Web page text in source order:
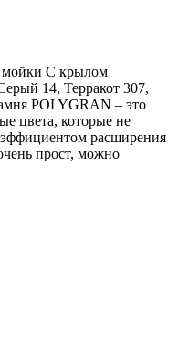
мойки С крылом
14, Терракот 307,
POLYGRAN – это
цвета, которые не
расширения
прост, можно